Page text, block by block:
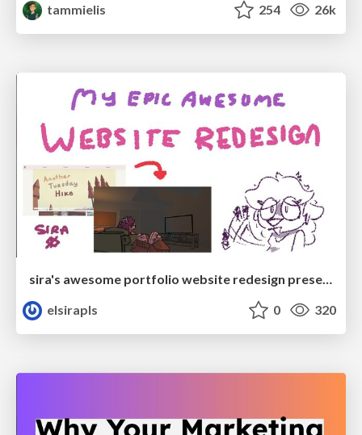
tammielis
254 26k
sira's awesome portfolio website redesign presentation
elsirapls
0 320